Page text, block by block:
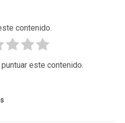
contenido.
este contenido.